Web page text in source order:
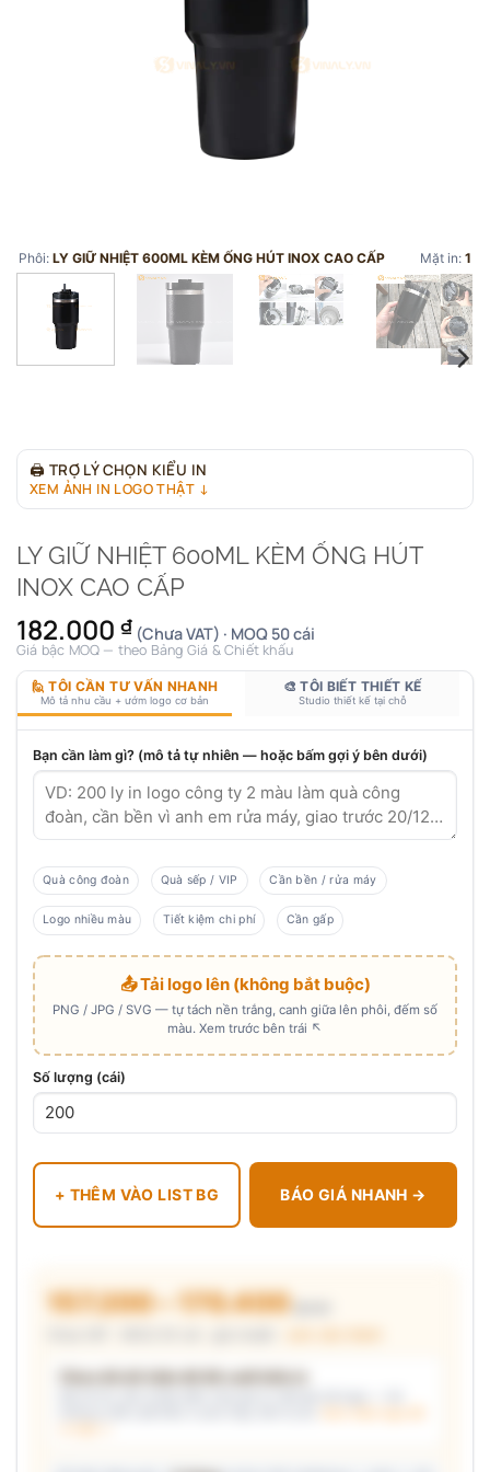
Phôi: LY GIỮ NHIỆT 600ML KÈM ỐNG HÚT INOX CAO CẤP Mặt in: 1
🖨 TRỢ LÝ CHỌN KIỂU IN
XEM ẢNH IN LOGO THẬT ↓
LY GIỮ NHIỆT 600ML KÈM ỐNG HÚT
INOX CAO CẤP
182.000 ₫ (Chưa VAT) · MOQ 50 cái
Giá bậc MOQ — theo Bảng Giá & Chiết khấu
🙋 TÔI CẦN TƯ VẤN NHANH
Mô tả nhu cầu + ướm logo cơ bản
🎨 TÔI BIẾT THIẾT KẾ
Studio thiết kế tại chỗ
Bạn cần làm gì? (mô tả tự nhiên — hoặc bấm gợi ý bên dưới)
Quà công đoàn Quà sếp / VIP Cần bền / rửa máy
Logo nhiều màu Tiết kiệm chi phí Cần gấp
📤 Tải logo lên (không bắt buộc)
PNG / JPG / SVG — tự tách nền trắng, canh giữa lên phôi, đếm số
màu. Xem trước bên trái ↖
Số lượng (cái)
+ THÊM VÀO LIST BG BÁO GIÁ NHANH →
157.200 – 170.400